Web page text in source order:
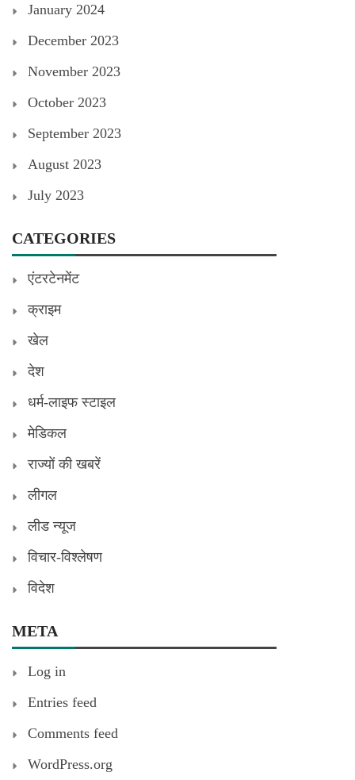
January 2024
December 2023
November 2023
October 2023
September 2023
August 2023
July 2023
CATEGORIES
एंटरटेनमेंट
क्राइम
खेल
देश
धर्म-लाइफ स्टाइल
मेडिकल
राज्यों की खबरें
लीगल
लीड न्यूज
विचार-विश्लेषण
विदेश
META
Log in
Entries feed
Comments feed
WordPress.org